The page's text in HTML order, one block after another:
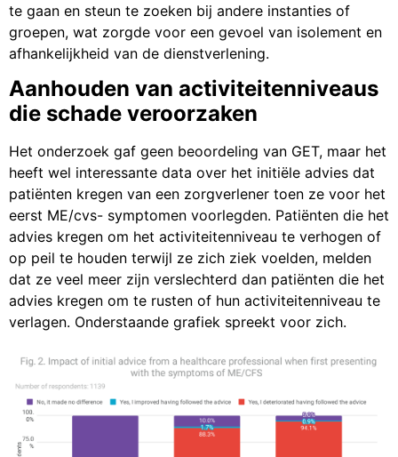
te gaan en steun te zoeken bij andere instanties of
groepen, wat zorgde voor een gevoel van isolement en
afhankelijkheid van de dienstverlening.
Aanhouden van activiteitenniveaus
die schade veroorzaken
Het onderzoek gaf geen beoordeling van GET, maar het
heeft wel interessante data over het initiële advies dat
patiënten kregen van een zorgverlener toen ze voor het
eerst ME/cvs- symptomen voorlegden. Patiënten die het
advies kregen om het activiteitenniveau te verhogen of
op peil te houden terwijl ze zich ziek voelden, melden
dat ze veel meer zijn verslechterd dan patiënten die het
advies kregen om te rusten of hun activiteitenniveau te
verlagen. Onderstaande grafiek spreekt voor zich.